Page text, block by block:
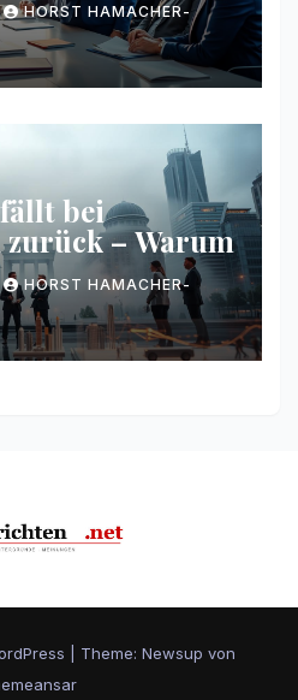
HORST HAMACHER-
bei
– Warum
HORST HAMACHER-
Theme: Newsup von